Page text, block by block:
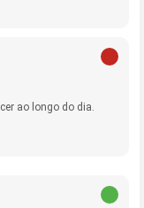
ao longo do dia.